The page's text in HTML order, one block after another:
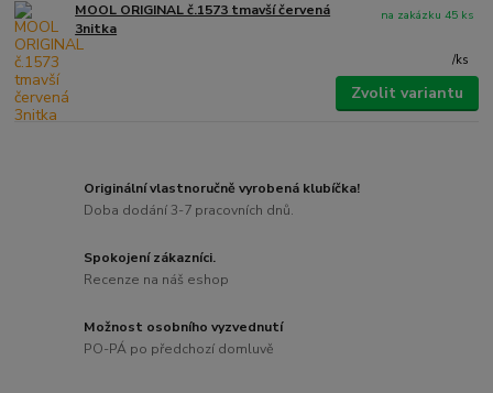
MOOL ORIGINAL č.1573 tmavší červená
3nitka
/ks
na zakázku 45 ks
Zvolit variantu
Originální vlastnoručně vyrobená klubíčka!
Doba dodání 3-7 pracovních dnů.
Spokojení zákazníci.
Recenze na náš eshop
Možnost osobního vyzvednutí
PO-PÁ po předchozí domluvě